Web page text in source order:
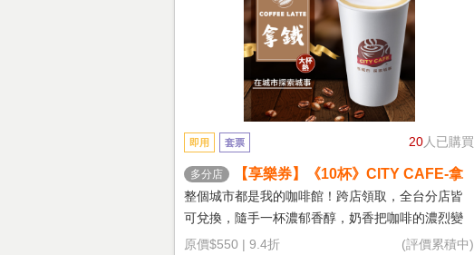
20人已購買
即用 套票
多分店
【享樂券】《10杯》CITY CAFE-拿
鐵(大杯-熱)
整個城市都是我的咖啡館！跨店領取，全台分店皆
可兌換，隨手一杯濃郁香醇，奶香把咖啡的濃烈變
溫柔！
原價$550 | 9.4折 (評價累積中)